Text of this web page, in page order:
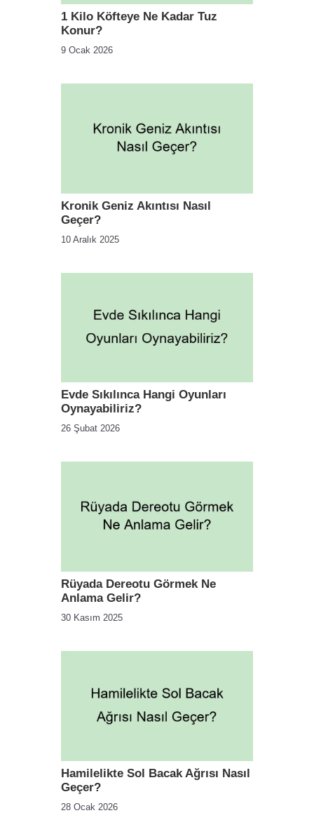
1 Kilo Köfteye Ne Kadar Tuz
Konur?
9 Ocak 2026
Kronik Geniz Akıntısı Nasıl
Geçer?
10 Aralık 2025
Evde Sıkılınca Hangi Oyunları
Oynayabiliriz?
26 Şubat 2026
Rüyada Dereotu Görmek Ne
Anlama Gelir?
30 Kasım 2025
Hamilelikte Sol Bacak Ağrısı Nasıl
Geçer?
28 Ocak 2026